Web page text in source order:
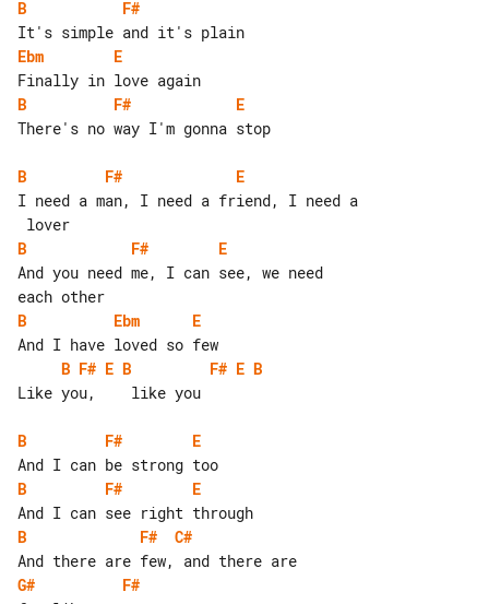
B
F#
Ebm
E
B
F#
E
There's no way I'm gonna stop
B F#
E
I need a man, I need a friend, I need a
B
F#
E
And you need me, I can see, we need
B
Ebm
E
B F# E B F# E B
Like you,    like you
B F#
E
B
F#
E
B
F#
C#
G#
F#